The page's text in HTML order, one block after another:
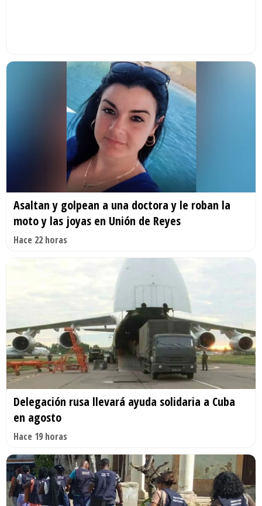
Asaltan y golpean a una doctora y le roban la
moto y las joyas en Unión de Reyes
Hace 22 horas
Delegación rusa llevará ayuda solidaria a Cuba
en agosto
Hace 19 horas